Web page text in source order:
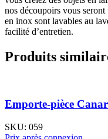
nos découpoirs vous
en inox sont lavables au
facilité d’entretien.
Produits
Emporte-pièce
SKU: 059